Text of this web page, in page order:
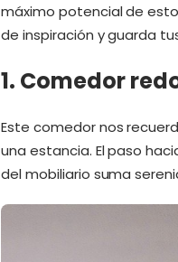
máximo potencial de
de inspiración y guarda
1. Comedor
Este comedor nos
una estancia. El paso
del mobiliario suma